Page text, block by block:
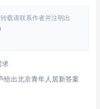
载请联系作者并注明出
求
给出北京青年人居新答案